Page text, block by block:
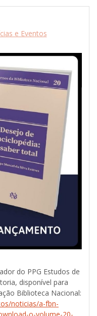
e Eventos
do PPG Estudos de
disponível para
Biblioteca Nacional:
noticias/a-fbn-